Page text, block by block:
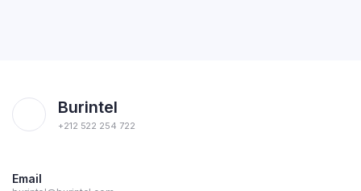
Burintel
+212 522 254 722
Email